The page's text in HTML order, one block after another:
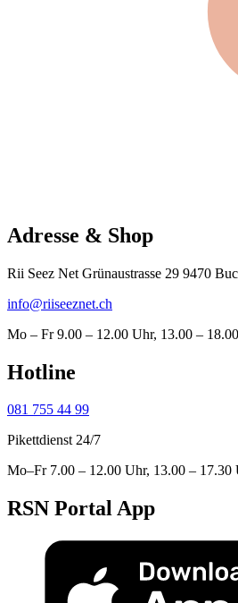
Adresse & Shop
Rii Seez Net Grünaustrasse 29 9470
info@riiseeznet.ch
Mo – Fr 9.00 – 12.00 Uhr, 13.00 –
Hotline
081 755 44 99
Pikettdienst 24/7
Mo–Fr 7.00 – 12.00 Uhr, 13.00 – 17.30
RSN Portal App